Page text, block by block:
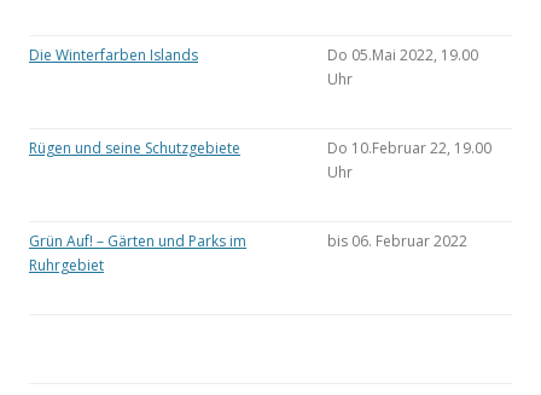
Die Winterfarben Islands
Do 05.Mai 2022, 19.00
Uhr
Rügen und seine Schutzgebiete
Do 10.Februar 22, 19.00
Uhr
Grün Auf! – Gärten und Parks im
Ruhrgebiet
bis 06. Februar 2022